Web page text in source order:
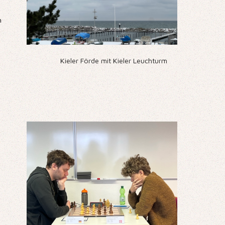
Kieler Förde mit Kieler Leuchturm